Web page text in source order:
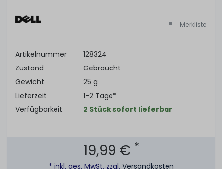
Merkliste
Artikelnummer
128324
Zustand
Gebraucht
Gewicht
25 g
Lieferzeit
1-2 Tage*
Verfügbarkeit
2 Stück sofort lieferbar
19,99 € *
* inkl. ges. MwSt. zzgl. Versandkosten